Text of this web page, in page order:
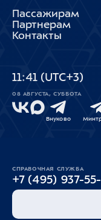
Пассажирам
Партнерам
Контакты
11:41 (UTC+3)
08 АВГУСТА, СУББОТА
Внуково
СПРАВОЧНАЯ СЛУЖБА
+7 (495) 937-